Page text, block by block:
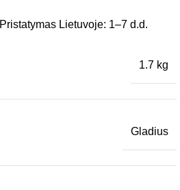
Pristatymas Lietuvoje: 1–7 d.d.
1.7 kg
Gladius